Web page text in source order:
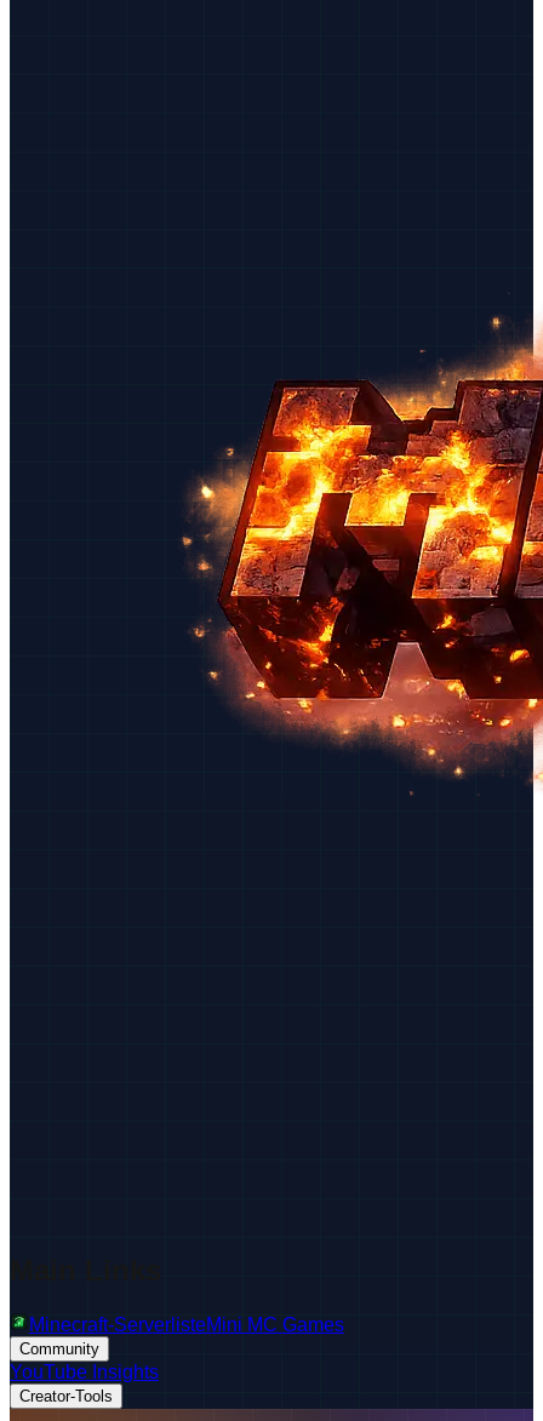
Minecraft-ServerlisteMini MC Games
Community
YouTube Insights
Creator-Tools